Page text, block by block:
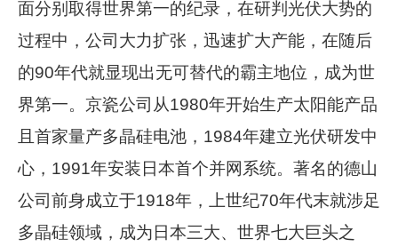
面分别取得世界第一的纪录，在研判光伏大势的
过程中，公司大力扩张，迅速扩大产能，在随后
的90年代就显现出无可替代的霸主地位，成为世
界第一。京瓷公司从1980年开始生产太阳能产品
且首家量产多晶硅电池， 1984年建立光伏研发中
心， 1991年安装日本首个并网系统。著名的德山
公司前身成立于1918年，上世纪70年代末就涉足
多晶硅领域，成为日本三大、世界七大巨头之